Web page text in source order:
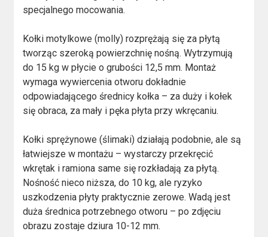
specjalnego mocowania.
Kołki motylkowe (molly) rozprężają się za płytą
tworząc szeroką powierzchnię nośną. Wytrzymują
do 15 kg w płycie o grubości 12,5 mm. Montaż
wymaga wywiercenia otworu dokładnie
odpowiadającego średnicy kołka – za duży i kołek
się obraca, za mały i pęka płyta przy wkręcaniu.
Kołki sprężynowe (ślimaki) działają podobnie, ale są
łatwiejsze w montażu – wystarczy przekręcić
wkrętak i ramiona same się rozkładają za płytą.
Nośność nieco niższa, do 10 kg, ale ryzyko
uszkodzenia płyty praktycznie zerowe. Wadą jest
duża średnica potrzebnego otworu – po zdjęciu
obrazu zostaje dziura 10-12 mm.